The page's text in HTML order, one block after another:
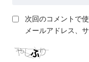
次回のコメントで
メールアドレス、